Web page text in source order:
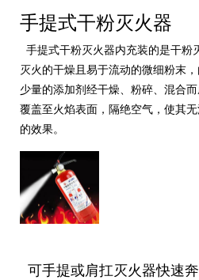
手提式干粉灭火器
手提式干粉灭火器内充装的是干粉
灭火的干燥且易于流动的微细粉末
少量的添加剂经干燥、粉碎、混合
覆盖至火焰表面，隔绝空气，使其
的效果。
可手提或肩扛灭火器快速